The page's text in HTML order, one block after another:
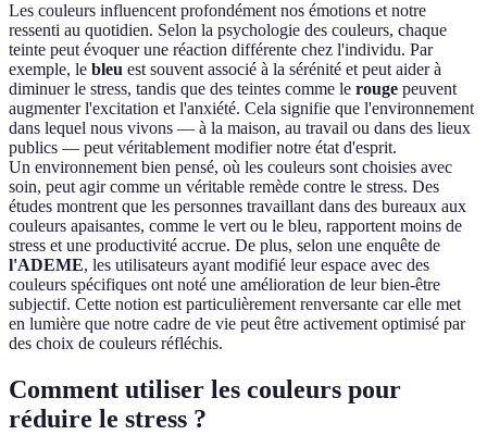
Les couleurs influencent profondément nos émotions et notre
ressenti au quotidien. Selon la psychologie des couleurs, chaque
teinte peut évoquer une réaction différente chez l'individu. Par
exemple, le bleu est souvent associé à la sérénité et peut aider à
diminuer le stress, tandis que des teintes comme le rouge peuvent
augmenter l'excitation et l'anxiété. Cela signifie que l'environnement
dans lequel nous vivons — à la maison, au travail ou dans des lieux
publics — peut véritablement modifier notre état d'esprit.
Un environnement bien pensé, où les couleurs sont choisies avec
soin, peut agir comme un véritable remède contre le stress. Des
études montrent que les personnes travaillant dans des bureaux aux
couleurs apaisantes, comme le vert ou le bleu, rapportent moins de
stress et une productivité accrue. De plus, selon une enquête de
l'ADEME, les utilisateurs ayant modifié leur espace avec des
couleurs spécifiques ont noté une amélioration de leur bien-être
subjectif. Cette notion est particulièrement renversante car elle met
en lumière que notre cadre de vie peut être activement optimisé par
des choix de couleurs réfléchis.
Comment utiliser les couleurs pour
réduire le stress ?